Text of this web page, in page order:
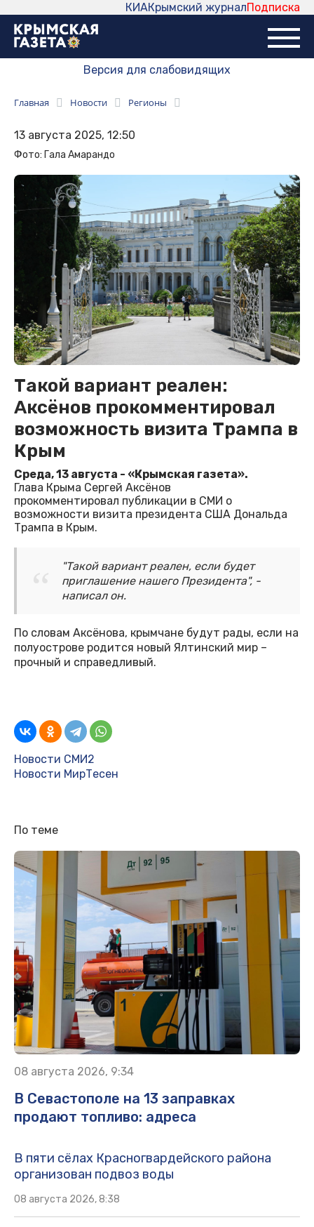
Подписка
Крымский журнал
КИА
Версия для слабовидящих
Главная Новости Регионы
13 августа 2025, 12:50
Фото: Гала Амарандо
Такой вариант реален:
Аксёнов прокомментировал
возможность визита Трампа в
Крым
Среда, 13 августа - «Крымская газета».
Глава Крыма Сергей Аксёнов
прокомментировал публикации в СМИ о
возможности визита президента США Дональда
Трампа в Крым.
"Такой вариант реален, если будет
приглашение нашего Президента", -
написал он.
По словам Аксёнова, крымчане будут рады, если на
полуострове родится новый Ялтинский мир –
прочный и справедливый.
Новости СМИ2
Новости МирТесен
По теме
08 августа 2026, 9:34
В Севастополе на 13 заправках
продают топливо: адреса
В пяти сёлах Красногвардейского района
организован подвоз воды
08 августа 2026, 8:38